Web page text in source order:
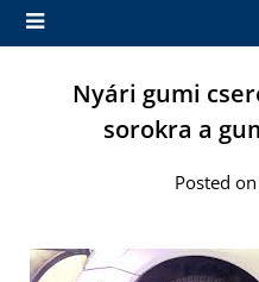
Nyári gumi
sorokra a
Posted